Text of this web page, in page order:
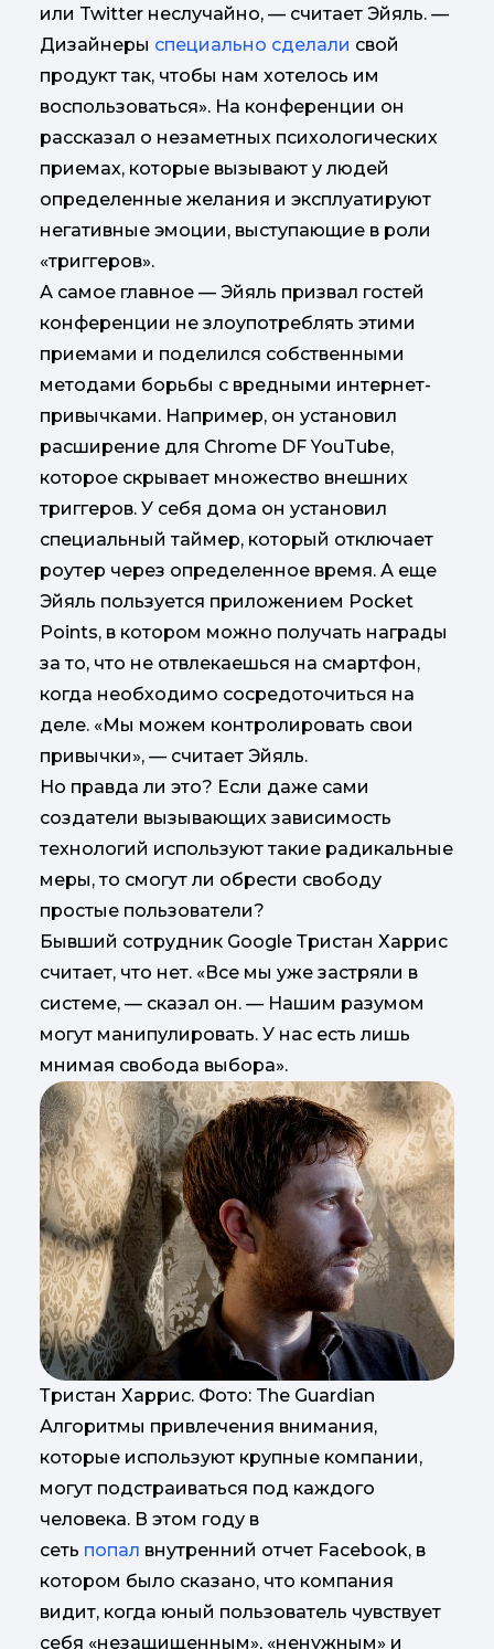
или Twitter неслучайно, — считает Эйяль. —
Дизайнеры специально сделали свой
продукт так, чтобы нам хотелось им
воспользоваться». На конференции он
рассказал о незаметных психологических
приемах, которые вызывают у людей
определенные желания и эксплуатируют
негативные эмоции, выступающие в роли
«триггеров».
А самое главное — Эйяль призвал гостей
конференции не злоупотреблять этими
приемами и поделился собственными
методами борьбы с вредными интернет-
привычками. Например, он установил
расширение для Chrome DF YouTube,
которое скрывает множество внешних
триггеров. У себя дома он установил
специальный таймер, который отключает
роутер через определенное время. А еще
Эйяль пользуется приложением Pocket
Points, в котором можно получать награды
за то, что не отвлекаешься на смартфон,
когда необходимо сосредоточиться на
деле. «Мы можем контролировать свои
привычки», — считает Эйяль.
Но правда ли это? Если даже сами
создатели вызывающих зависимость
технологий используют такие радикальные
меры, то смогут ли обрести свободу
простые пользователи?
Бывший сотрудник Google Тристан Харрис
считает, что нет. «Все мы уже застряли в
системе, — сказал он. — Нашим разумом
могут манипулировать. У нас есть лишь
мнимая свобода выбора».
Тристан Харрис. Фото: The Guardian
Алгоритмы привлечения внимания,
которые используют крупные компании,
могут подстраиваться под каждого
человека. В этом году в
сеть попал внутренний отчет Facebook, в
котором было сказано, что компания
видит, когда юный пользователь чувствует
себя «незащищенным», «ненужным» и